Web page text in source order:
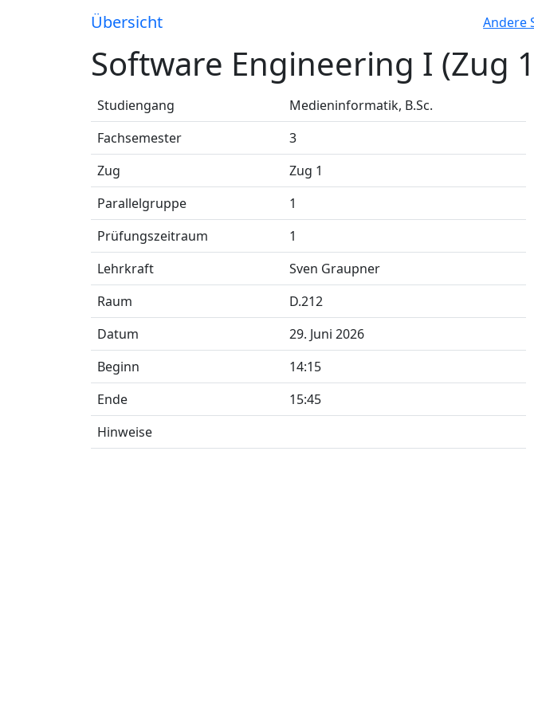
Übersicht Andere
Software Engineering I (Zug
Studiengang
Medieninformatik, B.Sc.
Fachsemester
3
Zug
Zug 1
Parallelgruppe
1
Prüfungszeitraum
1
Lehrkraft
Sven Graupner
Raum
D.212
Datum
29. Juni 2026
Beginn
14:15
Ende
15:45
Hinweise